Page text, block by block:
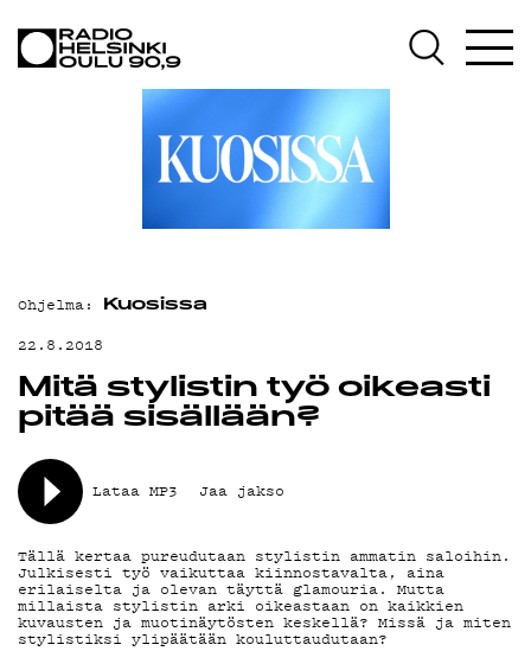
AJANKOHTAISTA
OHJELMAT
TEKIJÄT
ON-DEMAND
MAINOSTA
YHTEYSTIEDOT
G LIVELAB
YSTÄVÄKLUBI
TIETOSUOJA
KIRJAUDU SISÄÄN
Ohjelma: Kuosissa
22.8.2018
Mitä stylistin työ oikeasti
pitää sisällään?
Lataa MP3 Jaa jakso
Tällä kertaa pureudutaan stylistin ammatin saloihin.
Julkisesti työ vaikuttaa kiinnostavalta, aina
erilaiselta ja olevan täyttä glamouria. Mutta
millaista stylistin arki oikeastaan on kaikkien
kuvausten ja muotinäytösten keskellä? Missä ja miten
stylistiksi ylipäätään kouluttaudutaan?